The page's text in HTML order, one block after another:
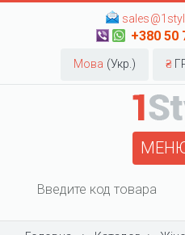
+380 50
Мова (Укр.) ₴